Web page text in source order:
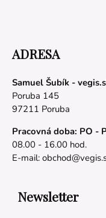
ADRESA
Samuel Šubík -
Poruba 145
97211 Poruba
Pracovná doba: PO -
08.00 - 16.00 hod.
E-mail:
Newsletter